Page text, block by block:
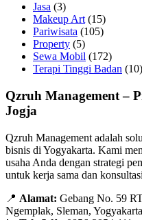
Jasa (3)
Makeup Art (15)
Pariwisata (105)
Property (5)
Sewa Mobil (172)
Terapi Tinggi Badan (10)
Qzruh Management –
Jogja
Qzruh Management adalah
bisnis di Yogyakarta. Kami
usaha Anda dengan strategi
untuk kerja sama dan
📍 Alamat: Gebang No. 59
Ngemplak, Sleman, Yogyakarta